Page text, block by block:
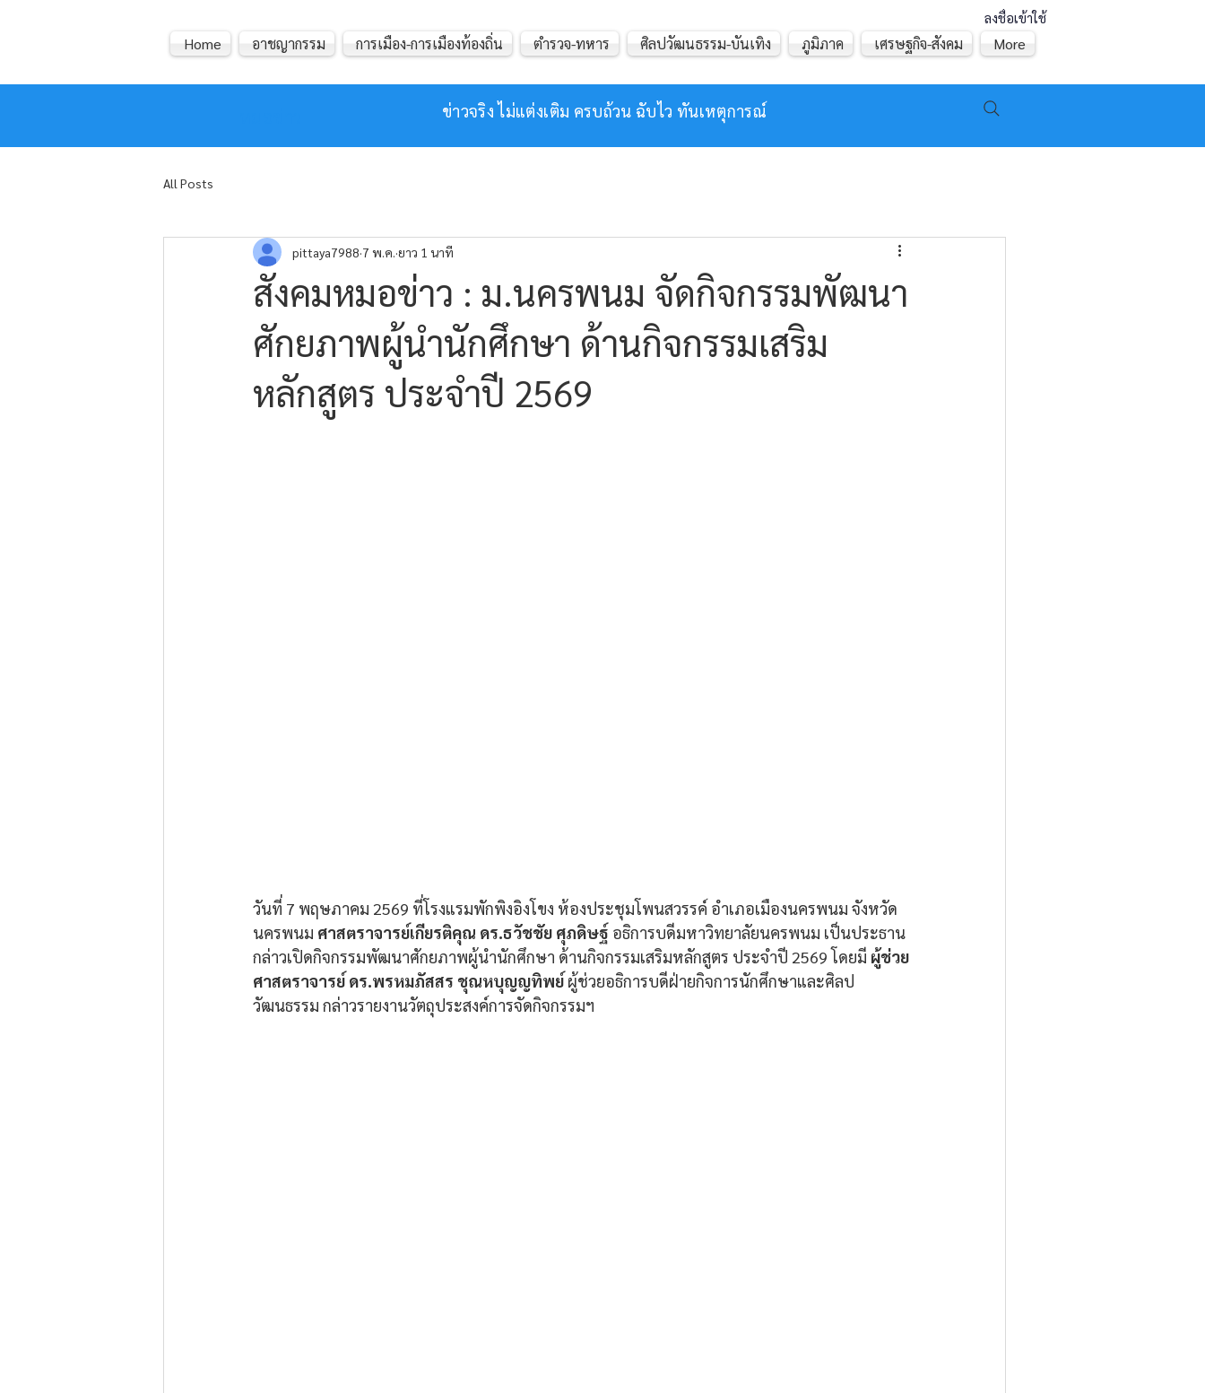
ลงชื่อเข้าใช้
ข่าวจริง ไม่แต่งเติม ครบถ้วน ฉับไว ทันเหตุการณ์
Home อาชญากรรม การเมือง-การเมืองท้องถิ่น ตำรวจ-ทหาร ศิลปวัฒนธรรม-บันเทิง ภูมิภาค เศรษฐกิจ-สังคม More
All Posts
สังคมหมอข่าว : ม.นครพนม จัดกิจกรรมพัฒนา
ศักยภาพผู้นำนักศึกษา ด้านกิจกรรมเสริม
หลักสูตร ประจำปี 2569
pittaya7988 7 พ.ค. ยาว 1 นาที
วันที่ 7 พฤษภาคม 2569 ที่โรงแรมพักพิงอิงโขง ห้องประชุมโพนสวรรค์ อำเภอเมืองนครพนม จังหวัด
นครพนม ศาสตราจารย์เกียรติคุณ ดร.ธวัชชัย ศุภดิษฐ์ อธิการบดีมหาวิทยาลัยนครพนม เป็นประธาน
กล่าวเปิดกิจกรรมพัฒนาศักยภาพผู้นำนักศึกษา ด้านกิจกรรมเสริมหลักสูตร ประจำปี 2569 โดยมี ผู้ช่วย
ศาสตราจารย์ ดร.พรหมภัสสร ชุณหบุญญทิพย์ ผู้ช่วยอธิการบดีฝ่ายกิจการนักศึกษาและศิลป
วัฒนธรรม กล่าวรายงานวัตถุประสงค์การจัดกิจกรรมฯ